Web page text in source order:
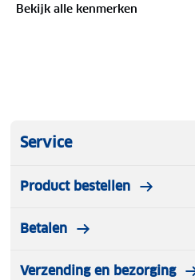
Bekijk alle kenmerken
Service
Product bestellen
Betalen
Verzending en bezorging